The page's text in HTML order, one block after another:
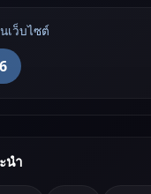
เว็บไซต์
นำ